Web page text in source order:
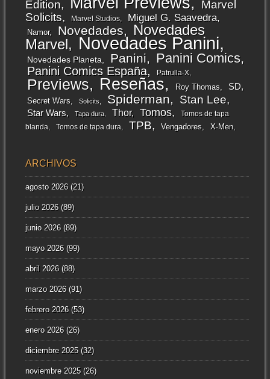
Edition
Marvel
Solicits
Marvel Studios Miguel G. Saavedra
Namor Novedades
Novedades
Marvel
Novedades Panini
Novedades Planeta Panini Panini Comics
Panini Comics España Patrulla-X
Previews Reseñas Roy Thomas SD
Secret Wars Solicits Spiderman Stan Lee
Star Wars Tapa dura Thor Tomos
Tomos de tapa
blanda
Tomos de tapa dura TPB Vengadores X-Men
ARCHIVOS
agosto 2026(21)
julio 2026(89)
junio 2026(89)
mayo 2026(99)
abril 2026(88)
marzo 2026(91)
febrero 2026(53)
enero 2026(26)
diciembre 2025(32)
noviembre 2025(26)